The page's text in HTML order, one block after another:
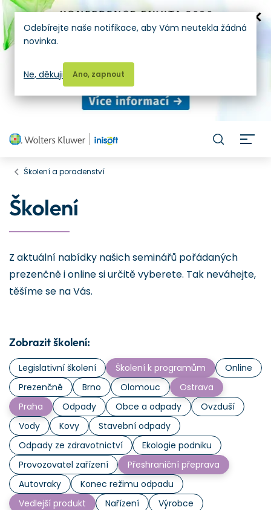
Školení a poradenství
Školení
Z aktuální nabídky našich seminářů pořádaných
prezenčně i online si určitě vyberete. Tak neváhejte,
těšíme se na Vás.
Zobrazit školení:
Legislativní školení Školení k programům
Online
Prezenčně
Brno Olomouc
Ostrava
Praha
Odpady Obce a odpady
Ovzduší
Vody
Kovy
Stavební odpady
Odpady ze zdravotnictví
Ekologie podniku
Provozovatel zařízení
Přeshraniční přeprava
Autovraky
Konec režimu odpadu
Vedlejší produkt
Nařízení
Výrobce
Odebírejte naše notifikace, aby Vám neutekla žádná
novinka.
Ano, zapnout
Ne, děkuji